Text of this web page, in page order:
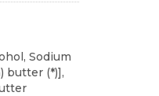
Sodium
butter (*)],